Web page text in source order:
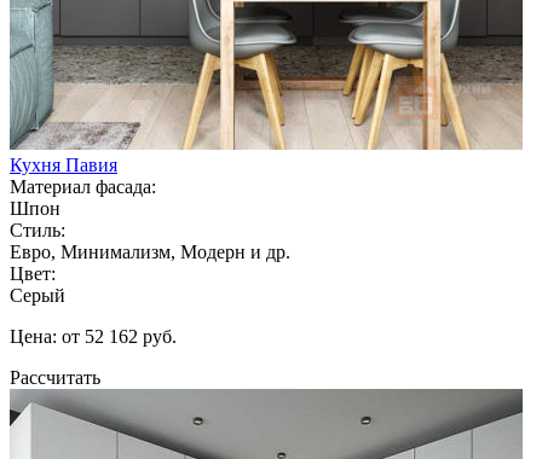
Кухня Павия
Материал фасада:
Шпон
Стиль:
Евро, Минимализм, Модерн и др.
Цвет:
Серый
Цена: от 52 162 руб.
Рассчитать